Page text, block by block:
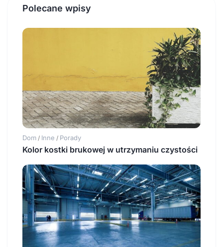
Polecane wpisy
Dom / Inne / Porady
Kolor kostki brukowej w utrzymaniu czystości